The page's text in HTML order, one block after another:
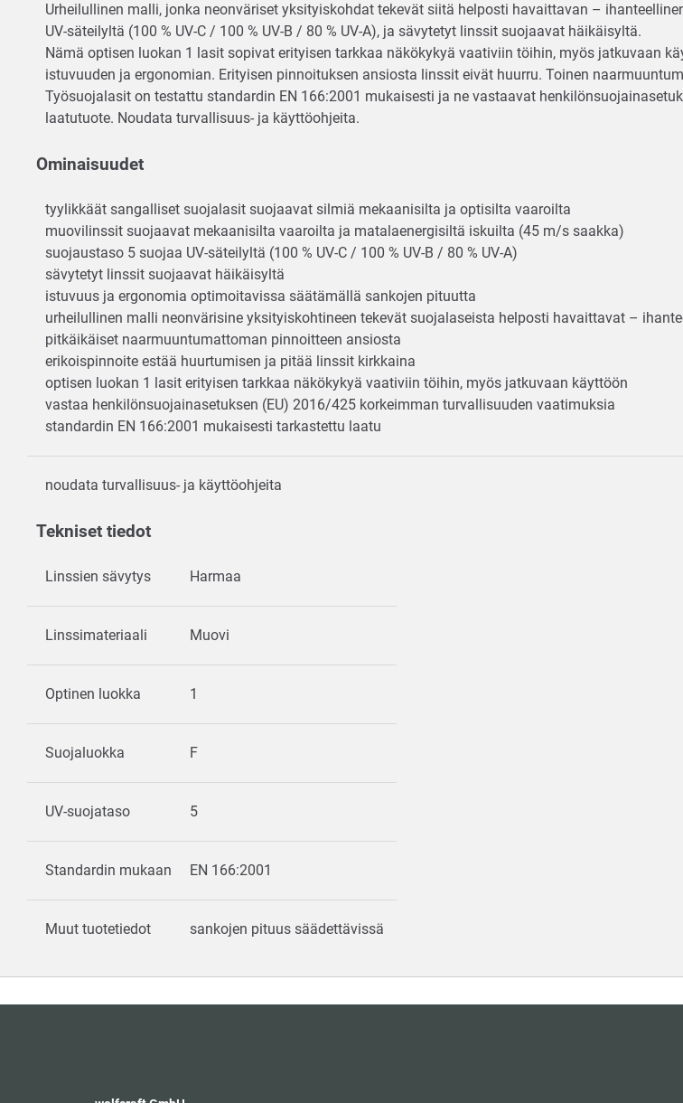
Urheilullinen malli, jonka neonväriset yksityiskohdat tekevät siitä helposti havaittavan –
UV-säteilyltä (100 % UV-C / 100 % UV-B / 80 % UV-A), ja sävytetyt linssit suojaavat häikäisyltä.
Nämä optisen luokan 1 lasit sopivat erityisen tarkkaa näkökykyä vaativiin töihin, myös jatkuvaan
istuvuuden ja ergonomian. Erityisen pinnoituksen ansiosta linssit eivät huurru. Toinen
Työsuojalasit on testattu standardin EN 166:2001 mukaisesti ja ne vastaavat
laatutuote. Noudata turvallisuus- ja käyttöohjeita.
Ominaisuudet
tyylikkäät sangalliset suojalasit suojaavat silmiä mekaanisilta ja optisilta vaaroilta
muovilinssit suojaavat mekaanisilta vaaroilta ja matalaenergisiltä iskuilta (45 m/s saakka)
suojaustaso 5 suojaa UV-säteilyltä (100 % UV-C / 100 % UV-B / 80 % UV-A)
sävytetyt linssit suojaavat häikäisyltä
istuvuus ja ergonomia optimoitavissa säätämällä sankojen pituutta
urheilullinen malli neonvärisine yksityiskohtineen tekevät suojalaseista helposti havaittavat –
pitkäikäiset naarmuuntumattoman pinnoitteen ansiosta
erikoispinnoite estää huurtumisen ja pitää linssit kirkkaina
optisen luokan 1 lasit erityisen tarkkaa näkökykyä vaativiin töihin, myös jatkuvaan käyttöön
vastaa henkilönsuojainasetuksen (EU) 2016/425 korkeimman turvallisuuden vaatimuksia
standardin EN 166:2001 mukaisesti tarkastettu laatu
noudata turvallisuus- ja käyttöohjeita
Tekniset tiedot
Linssien sävytys Harmaa
Linssimateriaali Muovi
Optinen luokka 1
Suojaluokka F
UV-suojataso 5
Standardin mukaan EN 166:2001
Muut tuotetiedot sankojen pituus säädettävissä